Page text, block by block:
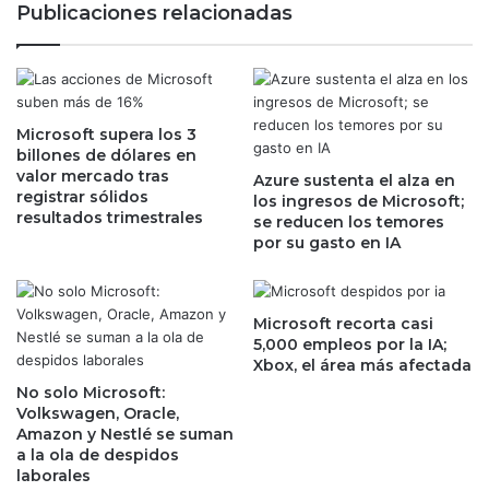
m
i
l
i
a
g
a
s
t
a
a
s
t
a
6
,
0
0
0
i
o
n
e
s
?
V
i
v
a
r
o
b
u
s
o
f
r
e
Publicaciones relacionadas
Microsoft supera los 3
billones de dólares en
valor mercado tras
registrar sólidos
resultados trimestrales
Azure sustenta el alza en
los ingresos de Microsoft;
se reducen los temores
por su gasto en IA
No solo Microsoft:
Volkswagen, Oracle,
Amazon y Nestlé se suman
a la ola de despidos
laborales
Microsoft recorta casi
5,000 empleos por la IA;
Xbox, el área más afectada